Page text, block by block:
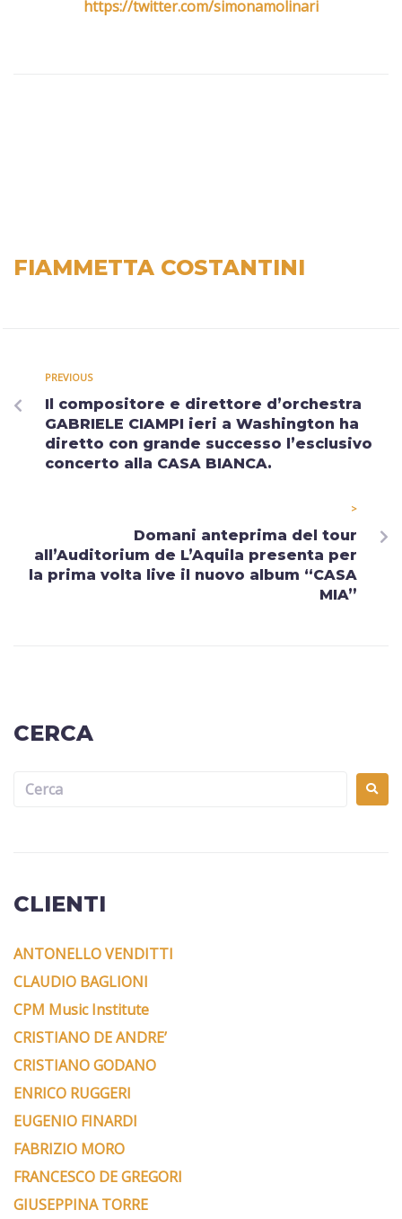
https://twitter.com/simonamolinari
FIAMMETTA COSTANTINI
PREVIOUS
Il compositore e direttore d’orchestra
GABRIELE CIAMPI ieri a Washington ha
diretto con grande successo l’esclusivo
concerto alla CASA BIANCA.
>
Domani anteprima del tour
all’Auditorium de L’Aquila presenta per
la prima volta live il nuovo album “CASA
MIA”
CERCA
CLIENTI
ANTONELLO VENDITTI
CLAUDIO BAGLIONI
CPM Music Institute
CRISTIANO DE ANDRE’
CRISTIANO GODANO
ENRICO RUGGERI
EUGENIO FINARDI
FABRIZIO MORO
FRANCESCO DE GREGORI
GIUSEPPINA TORRE